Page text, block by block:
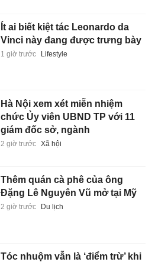
Ít ai biết kiệt tác Leonardo da
Vinci này đang được trưng bày
1 giờ trước Lifestyle
Hà Nội xem xét miễn nhiệm
chức Ủy viên UBND TP với 11
giám đốc sở, ngành
2 giờ trước Xã hội
Thêm quán cà phê của ông
Đặng Lê Nguyên Vũ mở tại Mỹ
2 giờ trước Du lịch
Tóc nhuộm vẫn là ‘điểm trừ’ khi